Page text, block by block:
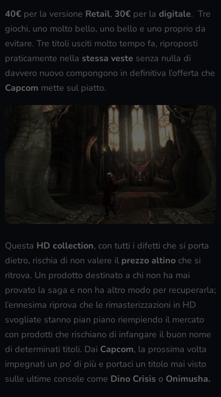
40€ per la versione Retail, 30€ per la digitale. Tre
giochi, uno molto bello, uno bello e uno proprio da
evitare. Tre titoli usciti molto tempo fa, riproposti
praticamente nella stessa veste senza nulla di
davvero nuovo compongono in definitiva l’offerta che
Capcom mette sul piatto.
Questa HD collection, con tutti i difetti che si porta
dietro, rischia di non valere il prezzo altino che si
ritrova. Un prodotto destinato a chi non ha mai
provato la saga e non ha altro modo per recuperarla;
l’ennesima riprova che le rimasterizzazioni in HD
svogliate stanno pian piano riempiendo il mercato
con prodotti che rischiano di infangare il buon nome
di determinati titoli. Dai Capcom, la prossima volta
impegnati un po’ di più e portaci un titolo mai visto
sulle ultime console come Dino Crisis o Onimusha.